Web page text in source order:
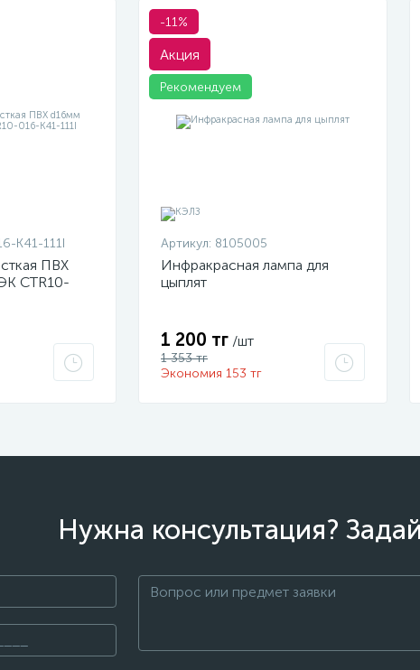
K41-111I
ПВХ
CTR10-
-11%
Акция
Рекомендуем
Артикул: 8105005
Инфракрасная лампа для
цыплят
1 200 тг /шт
1 353 тг
Экономия 153 тг
Нужна консультация?